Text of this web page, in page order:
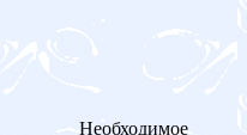
Необходимое